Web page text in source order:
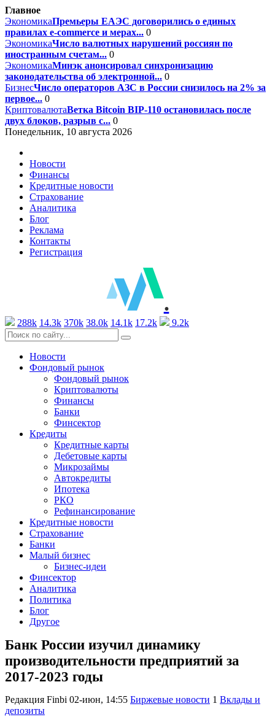
Главное
ЭкономикаПремьеры ЕАЭС договорились о единых
правилах e-commerce и мерах... 0
ЭкономикаЧисло валютных нарушений россиян по
иностранным счетам... 0
ЭкономикаМинэк анонсировал синхронизацию
законодательства об электронной... 0
БизнесЧисло операторов АЗС в России снизилось на 2% за
первое... 0
КриптовалютаВетка Bitcoin BIP-110 остановилась после
двух блоков, разрыв с... 0
Понедельник, 10 августа 2026
Новости
Финансы
Кредитные новости
Страхование
Аналитика
Блог
Реклама
Контакты
Регистрация
.
288k 14.3k 370k 38.0k 14.1k 17.2k 9.2k
Новости
Фондовый рынок
Фондовый рынок
Криптовалюты
Финансы
Банки
Финсектор
Кредиты
Кредитные карты
Дебетовые карты
Микрозаймы
Автокредиты
Ипотека
РКО
Рефинансирование
Кредитные новости
Страхование
Банки
Малый бизнес
Бизнес-идеи
Финсектор
Аналитика
Политика
Блог
Другое
Банк России изучил динамику
производительности предприятий за
2017-2023 годы
Редакция Finbi 02-июн, 14:55 Биржевые новости 1 Вклады и
депозиты